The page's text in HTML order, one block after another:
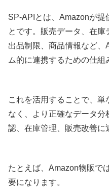
SP-APIとは、Amazonが提
とです。販売データ、在庫
出品制限、商品情報など
ム的に連携するための仕組
これを活用することで、
なく、より正確なデータ
認、在庫管理、販売改善に
たとえば、Amazon物販で
要になります。